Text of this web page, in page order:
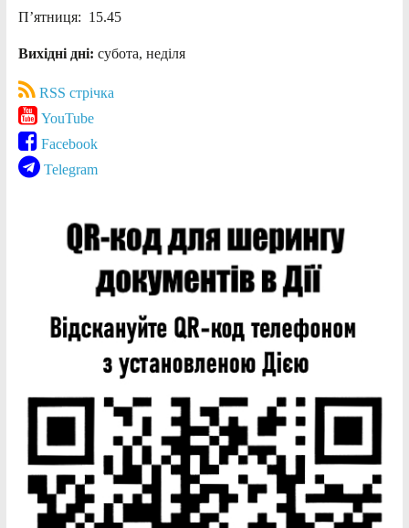
П’ятниця: 15.45
Вихідні дні: субота, неділя
RSS стрічка
YouTube
Facebook
Telegram